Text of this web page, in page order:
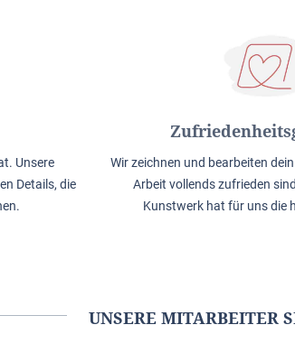
Unsere
Details, die
Wir zeichnen und bearbeiten
Arbeit vollends zufrieden
Kunstwerk hat für uns die
UNSERE MITARBEITER